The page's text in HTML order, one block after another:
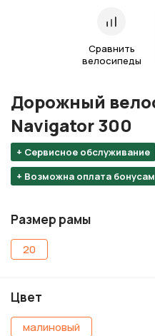
Сравнить
велосипеды
+ Сервисное обслуживание
+ Возможна оплата
Дорожный
Navigator 300
Размер рамы
20
Цвет
малиновый